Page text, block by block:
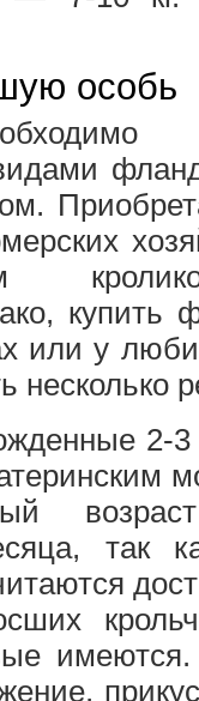
особь
купить
или у
несколько
2-3
возраст
так
имеются.